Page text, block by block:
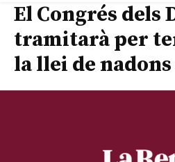
El Congrés dels
tramitarà per
la llei de